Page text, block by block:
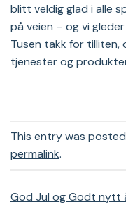
blitt veldig glad i alle
på veien – og vi
Tusen takk for tilliten,
tjenester og
This entry was
permalink.
God Jul og Godt nytt